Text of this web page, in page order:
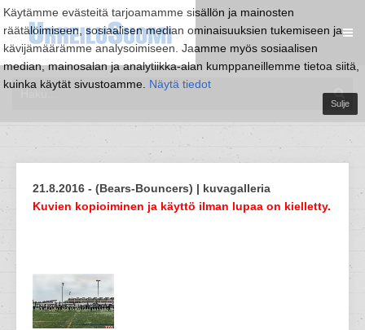
Käytämme evästeitä tarjoamamme sisällön ja mainosten
räätälöimiseen, sosiaalisen median ominaisuuksien tukemiseen ja
kävijämäärämme analysoimiseen. Jaamme myös sosiaalisen
median, mainosalan ja analytiikka-alan kumppaneillemme tietoa siitä,
kuinka käytät sivustoamme. Näytä tiedot
Sulje
21.8.2016 - (Bears-Bouncers) | kuvagalleria
Kuvien kopioiminen ja käyttö ilman lupaa on kielletty.